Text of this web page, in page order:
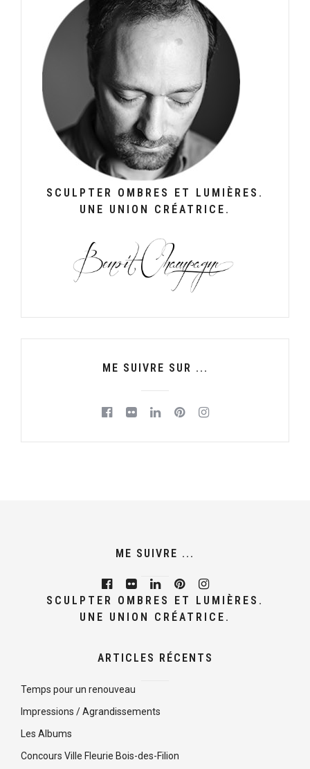
SCULPTER OMBRES ET LUMIÈRES.
UNE UNION CRÉATRICE.
ME SUIVRE SUR ...
ME SUIVRE ...
SCULPTER OMBRES ET LUMIÈRES.
UNE UNION CRÉATRICE.
ARTICLES RÉCENTS
Temps pour un renouveau
Impressions / Agrandissements
Les Albums
Concours Ville Fleurie Bois-des-Filion